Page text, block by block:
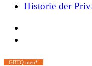
Historie der
GBTQ men*